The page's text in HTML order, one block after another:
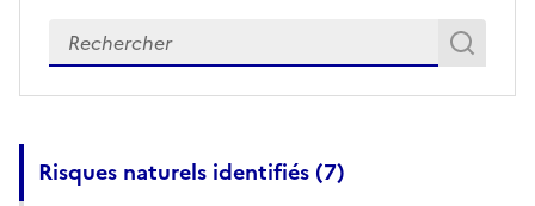
Veuillez renseigner votre adresse exacte
Risques naturels identifiés (7)